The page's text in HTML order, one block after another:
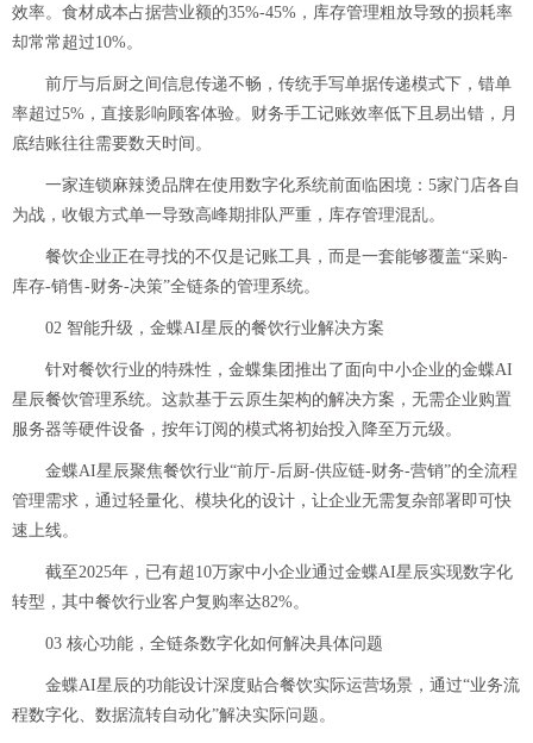
效率。食材成本占据营业额的35%-45%，库存管理粗放导致的损耗率
却常常超过10%。
前厅与后厨之间信息传递不畅，传统手写单据传递模式下，错单
率超过5%，直接影响顾客体验。财务手工记账效率低下且易出错，月
底结账往往需要数天时间。
一家连锁麻辣烫品牌在使用数字化系统前面临困境：5家门店各自
为战，收银方式单一导致高峰期排队严重，库存管理混乱。
餐饮企业正在寻找的不仅是记账工具，而是一套能够覆盖“采购-
库存-销售-财务-决策”全链条的管理系统。
02 智能升级，金蝶AI星辰的餐饮行业解决方案
针对餐饮行业的特殊性，金蝶集团推出了面向中小企业的金蝶AI
星辰餐饮管理系统。这款基于云原生架构的解决方案，无需企业购置
服务器等硬件设备，按年订阅的模式将初始投入降至万元级。
金蝶AI星辰聚焦餐饮行业“前厅-后厨-供应链-财务-营销”的全流程
管理需求，通过轻量化、模块化的设计，让企业无需复杂部署即可快
速上线。
截至2025年，已有超10万家中小企业通过金蝶AI星辰实现数字化
转型，其中餐饮行业客户复购率达82%。
03 核心功能，全链条数字化如何解决具体问题
金蝶AI星辰的功能设计深度贴合餐饮实际运营场景，通过“业务流
程数字化、数据流转自动化”解决实际问题。